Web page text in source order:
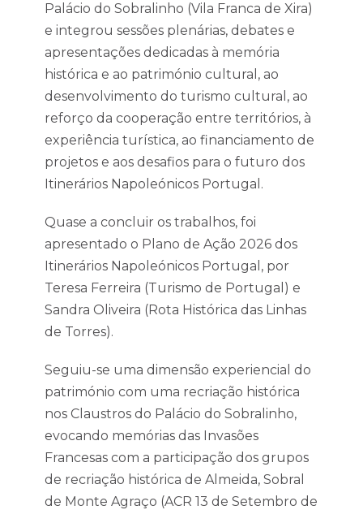
Palácio do Sobralinho (Vila Franca de Xira)
e integrou sessões plenárias, debates e
apresentações dedicadas à memória
histórica e ao património cultural, ao
desenvolvimento do turismo cultural, ao
reforço da cooperação entre territórios, à
experiência turística, ao financiamento de
projetos e aos desafios para o futuro dos
Itinerários Napoleónicos Portugal.
Quase a concluir os trabalhos, foi
apresentado o Plano de Ação 2026 dos
Itinerários Napoleónicos Portugal, por
Teresa Ferreira (Turismo de Portugal) e
Sandra Oliveira (Rota Histórica das Linhas
de Torres).
Seguiu-se uma dimensão experiencial do
património com uma recriação histórica
nos Claustros do Palácio do Sobralinho,
evocando memórias das Invasões
Francesas com a participação dos grupos
de recriação histórica de Almeida, Sobral
de Monte Agraço (ACR 13 de Setembro de